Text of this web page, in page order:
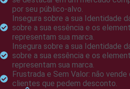
por seu público-alvo.
Insegura sobre a sua Identidade
sobre a sua essência e os
representam sua marca.
Insegura sobre a sua Identidade
sobre a sua essência e os
representam sua marca.
Frustrada e Sem Valor: não
clientes que pedem desconto.